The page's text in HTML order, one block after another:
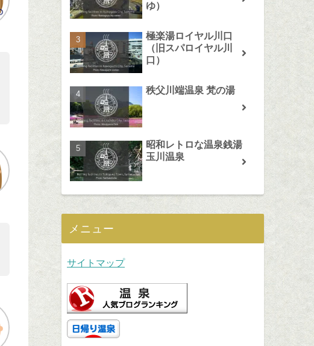
ゆ）
極楽湯ロイヤル川口
（旧スパロイヤル川
口）
秩父川端温泉 梵の湯
昭和レトロな温泉銭湯
玉川温泉
メニュー
サイトマップ